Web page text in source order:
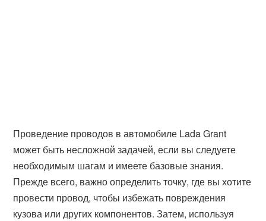
Проведение проводов в автомобиле Lada Grant
может быть несложной задачей, если вы следуете
необходимым шагам и имеете базовые знания.
Прежде всего, важно определить точку, где вы хотите
провести провод, чтобы избежать повреждения
кузова или других компонентов. Затем, используя